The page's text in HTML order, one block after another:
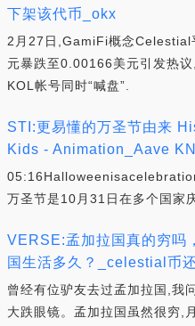
下架该代币_okx
2月27日,GamiFi概念Celestial
元暴跌至0.00166美元引发热
KOL帐号同时“喊盘”.
STI:更易懂的万圣节由来
Kids - Animation_Aave
万圣节是10月31日在多个国家
VERSE:孟加拉国真的穷吗
国生活多久？_celestial币
曾经有位驴友去过孟加拉国,我
大跌眼镜。孟加拉国虽然很穷,